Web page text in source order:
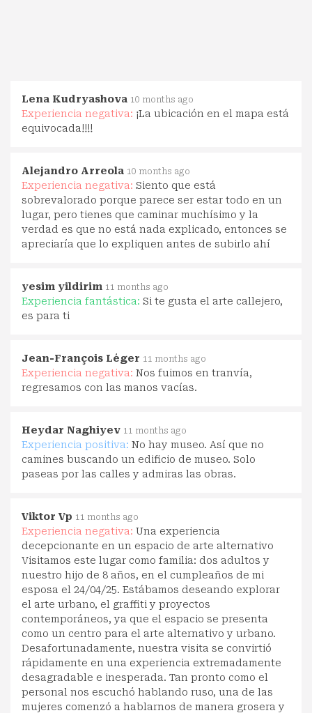
Lena Kudryashova 10 months ago
Experiencia negativa: ¡La ubicación en el mapa está
equivocada!!!!
Alejandro Arreola 10 months ago
Experiencia negativa: Siento que está
sobrevalorado porque parece ser estar todo en un
lugar, pero tienes que caminar muchísimo y la
verdad es que no está nada explicado, entonces se
apreciaría que lo expliquen antes de subirlo ahí
yesim yildirim 11 months ago
Experiencia fantástica: Si te gusta el arte callejero,
es para ti
Jean-François Léger 11 months ago
Experiencia negativa: Nos fuimos en tranvía,
regresamos con las manos vacías.
Heydar Naghiyev 11 months ago
Experiencia positiva: No hay museo. Así que no
camines buscando un edificio de museo. Solo
paseas por las calles y admiras las obras.
Viktor Vp 11 months ago
Experiencia negativa: Una experiencia
decepcionante en un espacio de arte alternativo
Visitamos este lugar como familia: dos adultos y
nuestro hijo de 8 años, en el cumpleaños de mi
esposa el 24/04/25. Estábamos deseando explorar
el arte urbano, el graffiti y proyectos
contemporáneos, ya que el espacio se presenta
como un centro para el arte alternativo y urbano.
Desafortunadamente, nuestra visita se convirtió
rápidamente en una experiencia extremadamente
desagradable e inesperada. Tan pronto como el
personal nos escuchó hablando ruso, una de las
mujeres comenzó a hablarnos de manera grosera y